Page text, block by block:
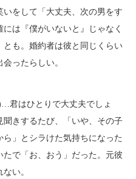
をして「大丈夫、次の男をす
は『僕がいないと』じゃなく
も。婚約者は彼と同じくらい
ったらしい。
君はひとりで大丈夫でしょ
きするたび、「いや、その子
」とシラけた気持ちになった
で「お、おう」だった。元彼
い。